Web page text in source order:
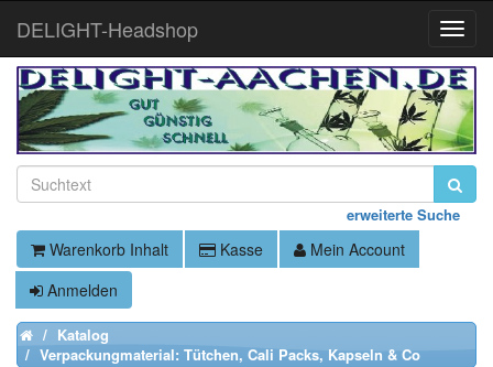
erweiterte Suche
Warenkorb Inhalt Kasse
Mein Account
Anmelden
HomeKatalog
Verpackungmaterial: Tütchen, Cali Packs, Kapseln & Co
Toggle
DELIGHT-Headshop